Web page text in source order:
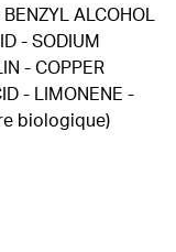
ALCOHOL
- SODIUM
- COPPER
- LIMONENE -
biologique)